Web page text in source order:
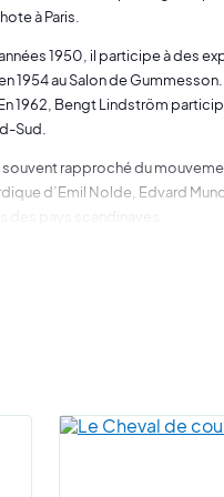
à Paris.
1950, il participe à des
1954 au Salon de
1962, Bengt Lindström
Sud.
souvent rapproché du
d’Emil Nolde, Edvard
des pays scandinaves.
a passé sa vie artistique
posées à même le sol.